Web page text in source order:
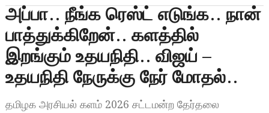
o
n
அப்பா.. நீங்க ரெஸ்ட் எடுங்க.. நான்
பாத்துக்கிறேன்.. களத்தில்
இறங்கும் உதயநிதி.. விஜய் –
உதயநிதி நேருக்கு நேர் மோதல்..
தமிழக அரசியல் களம் 2026 சட்டமன்ற தேர்தலை